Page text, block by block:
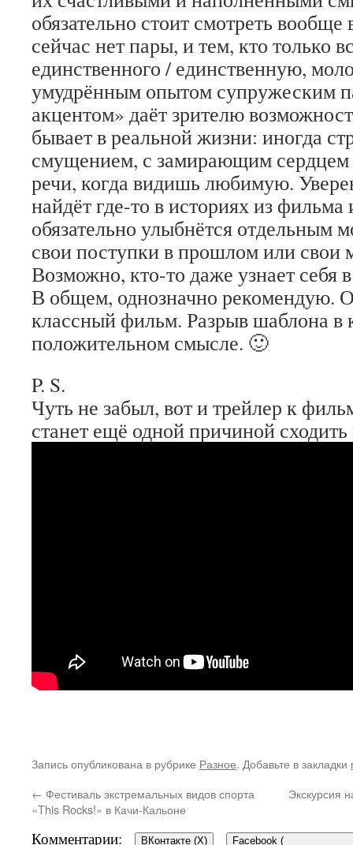
обязательно стоит смотреть вообще
сейчас нет пары, и тем, кто только
единственного / единственную,
умудрённым опытом супружеским
акцентом» даёт зрителю
бывает в реальной жизни: иногда
смущением, с замирающим
речи, когда видишь любимую.
найдёт где-то в историях из
обязательно улыбнётся отдельным
свои поступки в прошлом или свои
Возможно, кто-то даже узнает себя
В общем, однозначно рекомендую.
классный фильм. Разрыв шаблона в
положительном смысле. 🙂
P. S.
Чуть не забыл, вот и трейлер к
станет ещё одной причиной
Запись опубликована в рубрике Разное. Добавьте в закладки
← Фестиваль экстремальных видов спорта
«This Rocks!» в Качи-Кальоне
Экскурсия
Комментарии: ВКонтакте (X) Facebook (